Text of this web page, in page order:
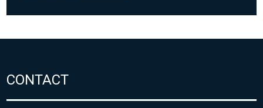
CONTACT